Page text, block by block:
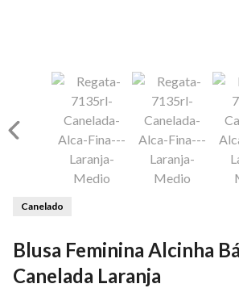
Canelado
Blusa Feminina Alcinha
Canelada Laranja